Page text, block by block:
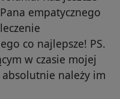
empatycznego
co najlepsze! PS.
w czasie mojej
należy im